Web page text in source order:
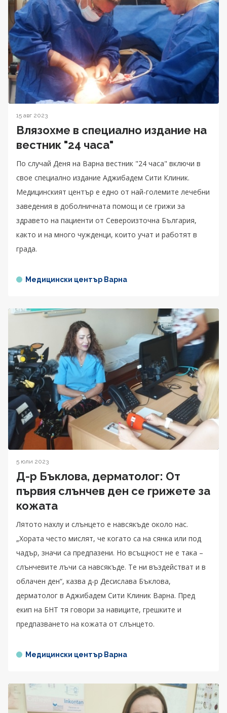
15 авг 2023
Влязохме в специално издание на
вестник "24 часа"
По случай Деня на Варна вестник "24 часа" включи в
свое специално издание Аджибадем Сити Клиник.
Медицинският център е едно от най-големите лечебни
заведения в доболничната помощ и се грижи за
здравето на пациенти от Североизточна България,
както и на много чужденци, които учат и работят в
града.
Медицински център Варна
5 юли 2023
Д-р Бъклова, дерматолог: От
първия слънчев ден се грижете за
кожата
Лятото нахлу и слънцето е навсякъде около нас.
„Хората често мислят, че когато са на сянка или под
чадър, значи са предпазени. Но всъщност не е така –
слънчевите лъчи са навсякъде. Те ни въздействат и в
облачен ден“, казва д-р Десислава Бъклова,
дерматолог в Аджибадем Сити Клиник Варна. Пред
екип на БНТ тя говори за навиците, грешките и
предпазването на кожата от слънцето.
Медицински център Варна